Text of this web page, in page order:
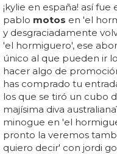
¡kylie en españa! así
pablo motos en 'el
y desgraciadamente
'el hormiguero', ese
único al que pueden ir
hacer algo de
has comprado tu
los que se tiró un cubo
majísima diva
minogue en 'el
pronto la veremos
quiero decir' con jordi